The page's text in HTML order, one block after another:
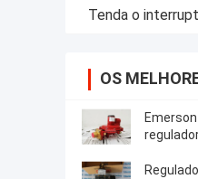
Tenda o
OS